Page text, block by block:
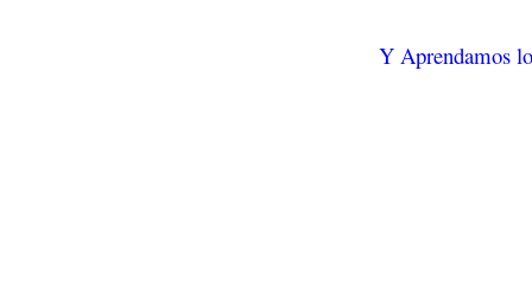
Y Aprendamos